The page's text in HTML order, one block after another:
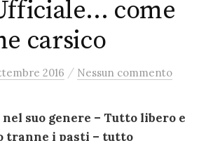
come
carsico
2016 / Nessun commento
suo genere – Tutto libero e
tranne i pasti – tutto